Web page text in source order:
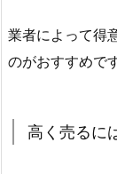
業者によって得
のがおすすめです
高く売るに